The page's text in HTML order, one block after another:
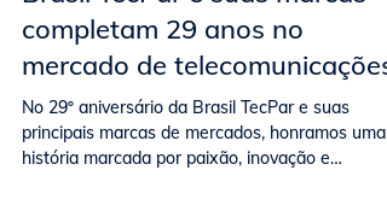
17 de mai. de 2024
Brasil TecPar e suas marcas
completam 29 anos no
mercado de telecomunicações